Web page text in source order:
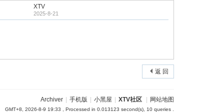
XTV
2025-8-21
返 回
Archiver 手机版 小黑屋 XTV社区 网站地图
GMT+8, 2026-8-9 19:33 , Processed in 0.013123 second(s), 10 queries .